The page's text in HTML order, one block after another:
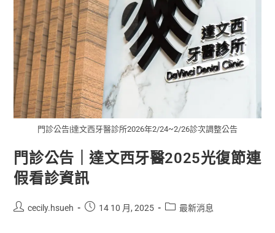
門診公告|達文西牙醫診所2026年2/24~2/26診次調整公告
門診公告｜達文西牙醫2025光復節連
假看診資訊
cecily.hsueh 14 10 月, 2025 最新消息